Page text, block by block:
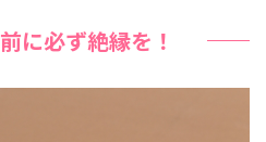
に必ず絶縁を！